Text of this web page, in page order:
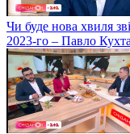
Чи буде нова хвиля
2023-го – Павло Кухта